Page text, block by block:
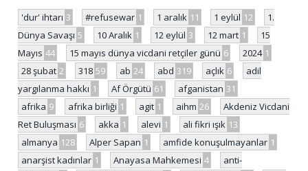
'dur' ihtarı 3 #refusewar 1 1 aralık 11 1 eylül 12
1.
Dünya Savaşı 5 10 Aralık 1 12 eylül 3 12 mart 1
15
Mayıs 44 15 mayıs dünya vicdani retçiler günü 6 2024 1
28 şubat 2 318 59 ab 24 abd 319 açlık 6
adil
yargılanma hakkı 1 Af Örgütü 61 afganistan 31
afrika 9 afrika birliği 1 agit 1 aihm 26
Akdeniz Vicdani
Ret Buluşması 6 akka 1 alevi 1 ali fikri ışık 13
almanya 128 Alper Sapan 1 amfide konuşulmayanlar 1
anarşist kadınlar 1 Anayasa Mahkemesi 4
anti-